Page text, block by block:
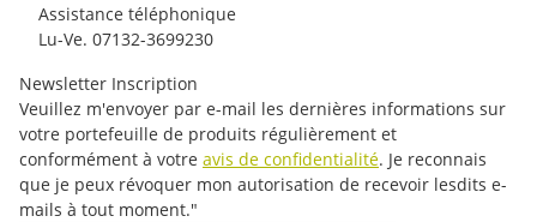
Assistance téléphonique
Lu-Ve. 07132-3699230
Newsletter Inscription
Veuillez m'envoyer par e-mail les dernières informations sur
votre portefeuille de produits régulièrement et
conformément à votre avis de confidentialité. Je reconnais
que je peux révoquer mon autorisation de recevoir lesdits e-
mails à tout moment."